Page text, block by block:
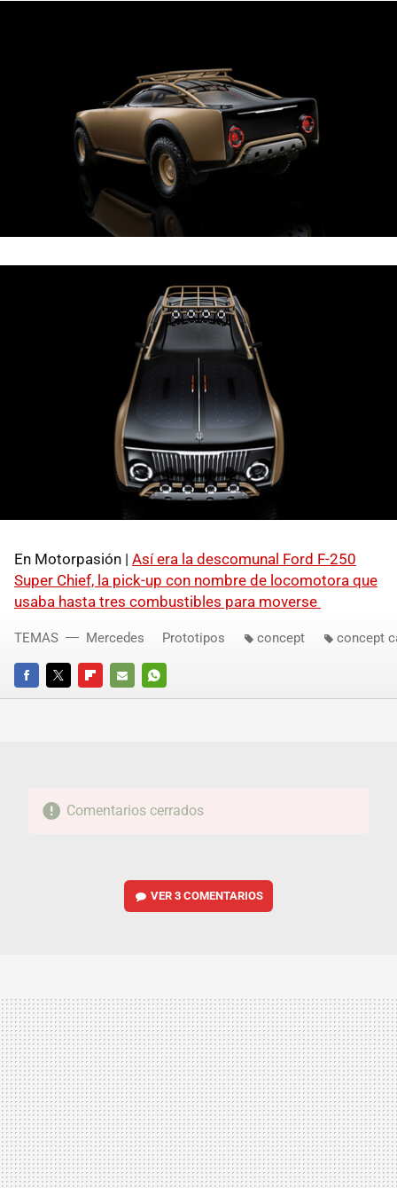
En Motorpasión | Así era la descomunal Ford F-250
Super Chief, la pick-up con nombre de locomotora que
usaba hasta tres combustibles para moverse
FACEBOOKTWITTERFLIPBOARD
E-
WHATSAPP
TEMAS Mercedes Prototipos concept concept
Comentarios cerrados
VER3 COMENTARIOS